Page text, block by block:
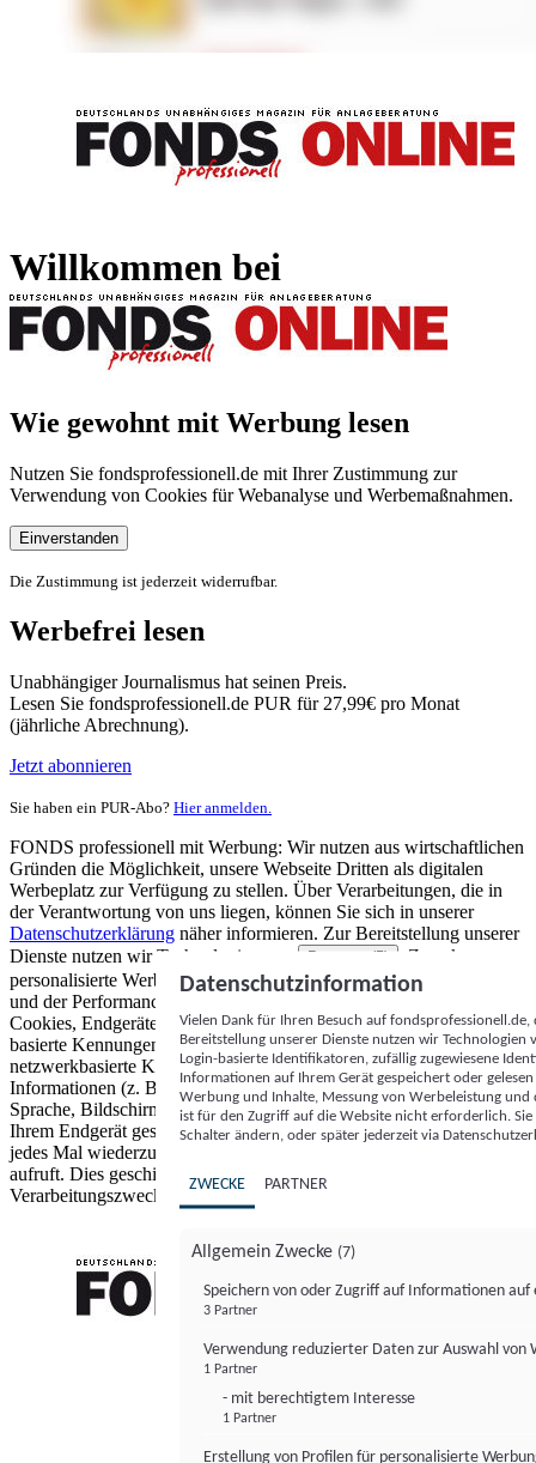
Willkommen bei
Wie gewohnt mit Werbung lesen
Nutzen Sie fondsprofessionell.de mit Ihrer Zustimmung zur
Verwendung von Cookies für Webanalyse und Werbemaßnahmen.
Einverstanden
Die Zustimmung ist jederzeit widerrufbar.
Werbefrei lesen
Unabhängiger Journalismus hat seinen Preis.
Lesen Sie fondsprofessionell.de PUR für 27,99€ pro Monat
(jährliche Abrechnung).
Jetzt abonnieren
Sie haben ein PUR-Abo? Hier anmelden.
FONDS professionell mit Werbung: Wir nutzen aus wirtschaftlichen
Gründen die Möglichkeit, unsere Webseite Dritten als digitalen
Werbeplatz zur Verfügung zu stellen. Über Verarbeitungen, die in
der Verantwortung von uns liegen, können Sie sich in unserer
Datenschutzerklärung näher informieren. Zur Bereitstellung unserer
Dienste nutzen wir Technologien von
Partnern (5)
. Zwecke:
personalisierte Werbung und Inhalte, Messung von Werbeleistung
und der Performance von Inhalten sowie Zielgruppenforschung.
Cookies, Endgeräte- oder ähnliche Online-Kennungen (z. B. login-
basierte Kennungen, zufällig generierte Kennungen,
netzwerkbasierte Kennungen) können zusammen mit anderen
Informationen (z. B. Browsertyp und Browserinformationen,
Sprache, Bildschirmgröße, unterstützte Technologien usw.) auf
Ihrem Endgerät gespeichert oder von dort ausgelesen werden, um es
jedes Mal wiederzuerkennen, wenn es eine App oder einer Webseite
aufruft. Dies geschieht für einen oder mehrere der hier aufgeführten
Verarbeitungszwecke.
Datenschutzinformation
Vielen Dank für Ihren Besuch auf
Bereitstellung unserer Dienste nutzen wir Technologien
Login-basierte Identifikatoren, zufällig zugewiesene
Informationen auf Ihrem Gerät gespeichert oder
Werbung und Inhalte, Messung von Werbeleistung
ist für den Zugriff auf die Website nicht erforderlich.
Schalter ändern, oder später jederzeit via
ZWECKE PARTNER
Allgemein Zwecke (7)
Speichern von oder Zugriff auf Informationen auf
3 Partner
Verwendung reduzierter Daten zur Auswahl von
1 Partner
- mit berechtigtem Interesse
1 Partner
Erstellung von Profilen für personalisierte
FONDS professionell